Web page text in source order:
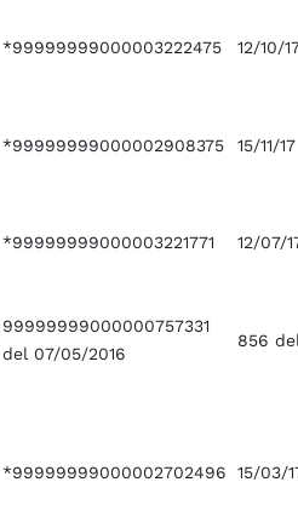
*99999999000003222475 12/10/
*99999999000002908375 15/11/17
*99999999000003221771 12/07/
99999999000000757331
del 07/05/2016
856
*99999999000002702496 15/03/